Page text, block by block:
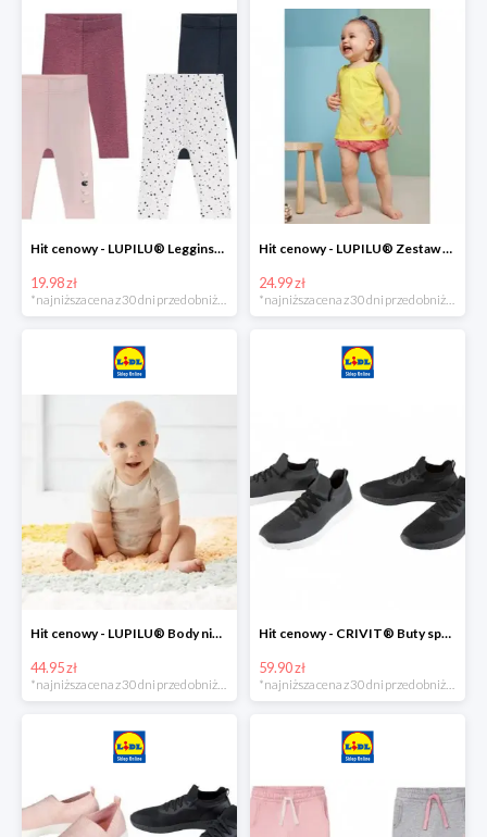
Hit cenowy - LUPILU® Legginsy niemowlęce z biobawełną, 2 pary
19.98 zł
Hit cenowy - LUPILU® Zestaw dziecięcy z biobawełny (body + koszulka + spodenki), 1 komplet
24.99 zł
Hit cenowy - LUPILU® Body niemowlęce z biobawełny, z krótkim rękawem, 5 sztuk
44.95 zł
*najniższa cena z 30 dni przed obniżką
Hit cenowy - CRIVIT® Buty sportowe chłopięce WellWalk, 1 para
59.90 zł
*najniższa cena z 30 dni przed obniżką